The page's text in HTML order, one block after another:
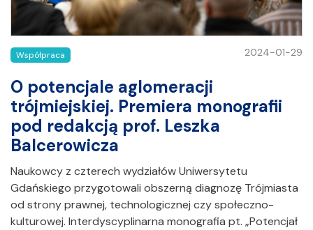
Współpraca 2024-01-29
O potencjale aglomeracji
trójmiejskiej. Premiera monografii
pod redakcją prof. Leszka
Balcerowicza
Naukowcy z czterech wydziałów Uniwersytetu
Gdańskiego przygotowali obszerną diagnozę Trójmiasta
od strony prawnej, technologicznej czy społeczno-
kulturowej. Interdyscyplinarna monografia pt. „Potencjał